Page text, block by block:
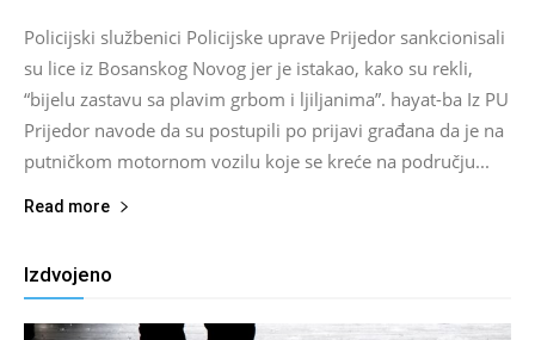
Policijski službenici Policijske uprave Prijedor sankcionisali
su lice iz Bosanskog Novog jer je istakao, kako su rekli,
“bijelu zastavu sa plavim grbom i ljiljanima”. hayat-ba Iz PU
Prijedor navode da su postupili po prijavi građana da je na
putničkom motornom vozilu koje se kreće na području...
Read more
Izdvojeno